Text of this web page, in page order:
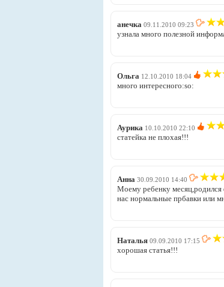
анечка 09.11.2010 09:23
узнала много полезной
Ольга 12.10.2010 18:04
много интересного:so:
Аурика 10.10.2010 22:10
статейка не плохая!!!
Анна 30.09.2010 14:40
Моему ребенку месяц,родился
нас нормальные прбавки или
Наталья 09.09.2010 17:15
хорошая статья!!!